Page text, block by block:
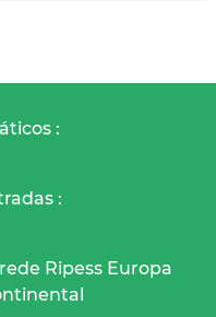
:
:
Ripess Europa